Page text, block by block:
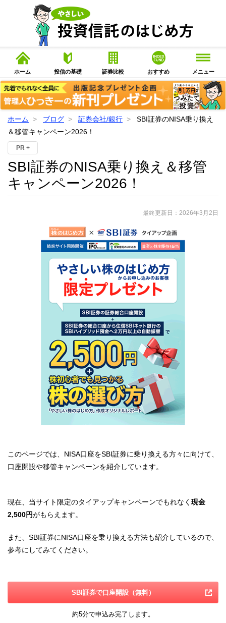
ホーム 投信の基礎 証券比較 おすすめ メニュー
ホーム ブログ 証券会社/銀行
SBI証券のNISA乗り換え
＆移管キャンペーン2026！
PR +
SBI証券のNISA乗り換え＆移管
キャンペーン2026！
最終更新日： 2026年3月2日
このページでは、NISA口座をSBI証券に乗り換える方々に向けて、
口座開設や移管キャンペーンを紹介しています。
現在、当サイト限定のタイアップキャンペーンでもれなく 現金
2,500円がもらえます。
また、SBI証券にNISA口座を乗り換える方法も紹介しているので、
参考にしてみてください。
SBI証券で口座開設（無料）
約5分で申込み完了します。